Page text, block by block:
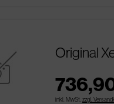
Original
inkl. MwSt. zzgl.